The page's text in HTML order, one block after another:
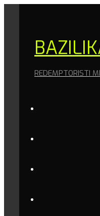
REDEMPTORISTI